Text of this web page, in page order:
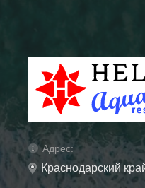
Адрес:
Краснодарский